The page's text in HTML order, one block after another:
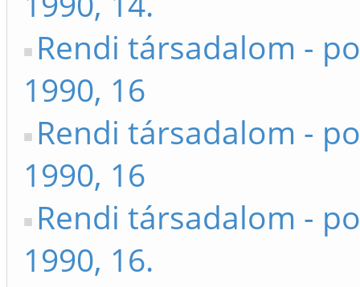
Rendi társadalom -
1990, 16
Rendi társadalom -
1990, 16
Rendi társadalom -
1990, 16.